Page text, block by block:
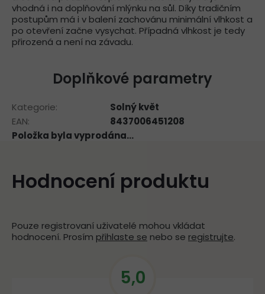
vhodná i na doplňování mlýnku na sůl. Díky tradičním
postupům má i v balení zachovánu minimální vlhkost a
po otevření začne vysychat. Případná vlhkost je tedy
přirozená a není na závadu.
Doplňkové parametry
Kategorie:
Solný květ
EAN:
8437006451208
Položka byla vyprodána…
Hodnocení produktu
Pouze registrovaní uživatelé mohou vkládat
hodnocení. Prosím přihlaste se nebo se registrujte.
5,0